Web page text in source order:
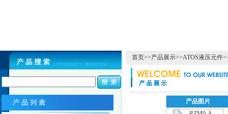
首页>>产品展示>>ATOS液压元件
产品图片